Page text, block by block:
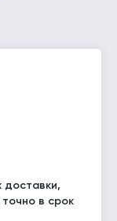
доставки,
в срок